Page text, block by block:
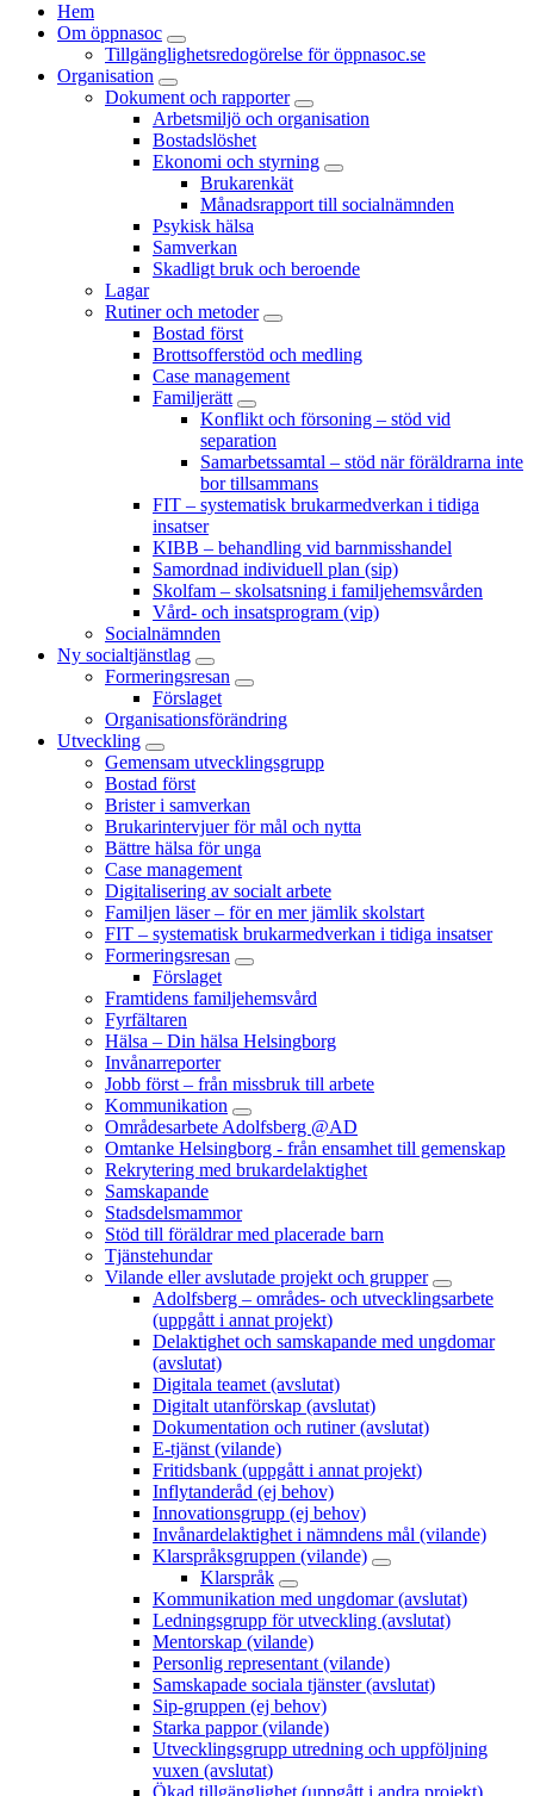
Hem
Om öppnasoc
Tillgänglighetsredogörelse för öppnasoc.se
Organisation
Dokument och rapporter
Arbetsmiljö och organisation
Bostadslöshet
Ekonomi och styrning
Brukarenkät
Månadsrapport till socialnämnden
Psykisk hälsa
Samverkan
Skadligt bruk och beroende
Lagar
Rutiner och metoder
Bostad först
Brottsofferstöd och medling
Case management
Familjerätt
Konflikt och försoning – stöd vid
separation
Samarbetssamtal – stöd när föräldrarna inte
bor tillsammans
FIT – systematisk brukarmedverkan i tidiga
insatser
KIBB – behandling vid barnmisshandel
Samordnad individuell plan (sip)
Skolfam – skolsatsning i familjehemsvården
Vård- och insatsprogram (vip)
Socialnämnden
Ny socialtjänstlag
Formeringsresan
Förslaget
Organisationsförändring
Utveckling
Gemensam utvecklingsgrupp
Bostad först
Brister i samverkan
Brukarintervjuer för mål och nytta
Bättre hälsa för unga
Case management
Digitalisering av socialt arbete
Familjen läser – för en mer jämlik skolstart
FIT – systematisk brukarmedverkan i tidiga insatser
Formeringsresan
Förslaget
Framtidens familjehemsvård
Fyrfältaren
Hälsa – Din hälsa Helsingborg
Invånarreporter
Jobb först – från missbruk till arbete
Kommunikation
Områdesarbete Adolfsberg @AD
Omtanke Helsingborg - från ensamhet till gemenskap
Rekrytering med brukardelaktighet
Samskapande
Stadsdelsmammor
Stöd till föräldrar med placerade barn
Tjänstehundar
Vilande eller avslutade projekt och grupper
Adolfsberg – områdes- och utvecklingsarbete
(uppgått i annat projekt)
Delaktighet och samskapande med ungdomar
(avslutat)
Digitala teamet (avslutat)
Digitalt utanförskap (avslutat)
Dokumentation och rutiner (avslutat)
E-tjänst (vilande)
Fritidsbank (uppgått i annat projekt)
Inflytanderåd (ej behov)
Innovationsgrupp (ej behov)
Invånardelaktighet i nämndens mål (vilande)
Klarspråksgruppen (vilande)
Klarspråk
Kommunikation med ungdomar (avslutat)
Ledningsgrupp för utveckling (avslutat)
Mentorskap (vilande)
Personlig representant (vilande)
Samskapade sociala tjänster (avslutat)
Sip-gruppen (ej behov)
Starka pappor (vilande)
Utvecklingsgrupp utredning och uppföljning
vuxen (avslutat)